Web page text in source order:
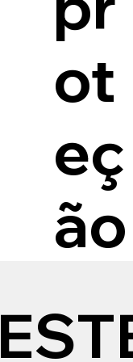
ot
eç
ão